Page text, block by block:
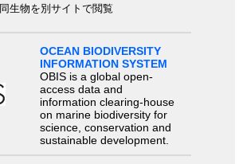
同生物を別サイトで閲覧
OCEAN BIODIVERSITY
INFORMATION SYSTEM
OBIS is a global open-
access data and
information clearing-house
on marine biodiversity for
science, conservation and
sustainable development.